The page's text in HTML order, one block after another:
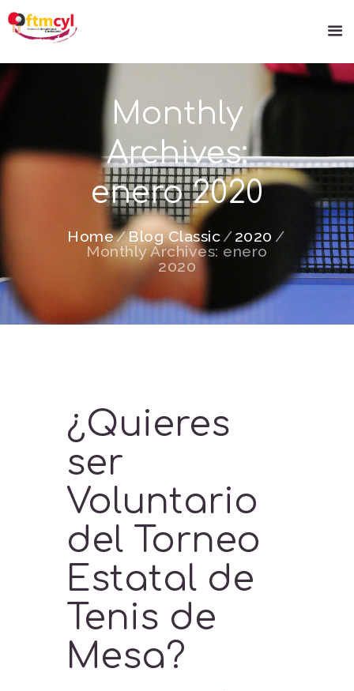
Monthly
Archives:
enero 2020
Home Blog Classic
2020
Monthly Archives: enero
2020
¿Quieres
ser
Voluntario
del Torneo
Estatal de
Tenis de
Mesa?